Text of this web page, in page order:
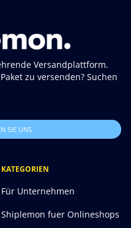
Versandplattform.
zu versenden? Suchen
SIE UNS
KATEGORIEN
Für Unternehmen
Shiplemon fuer Onlineshops